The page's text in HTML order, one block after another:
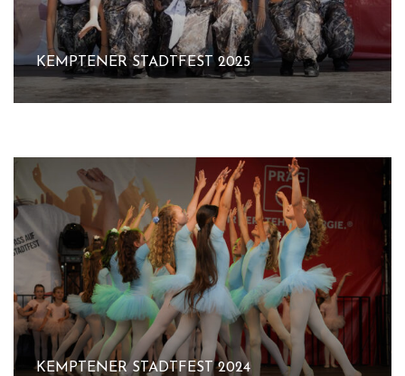
KEMPTENER STADTFEST 2025
KEMPTENER STADTFEST 2024